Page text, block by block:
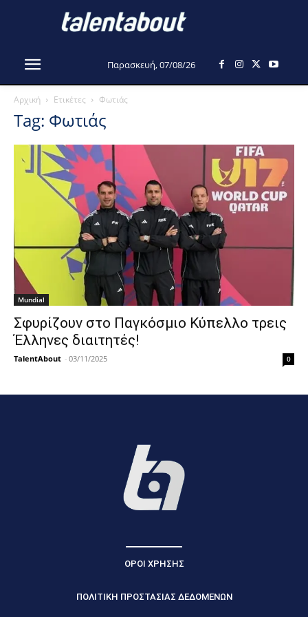
Παρασκευή, 07/08/26
Αρχική Ετικέτες Φωτιάς
Tag: Φωτιάς
Mundial
Σφυρίζουν στο Παγκόσμιο Κύπελλο τρεις
Έλληνες διαιτητές!
TalentAbout - 03/11/2025 0
ΟΡΟΙ ΧΡΗΣΗΣ
ΠΟΛΙΤΙΚΗ ΠΡΟΣΤΑΣΙΑΣ ΔΕΔΟΜΕΝΩΝ